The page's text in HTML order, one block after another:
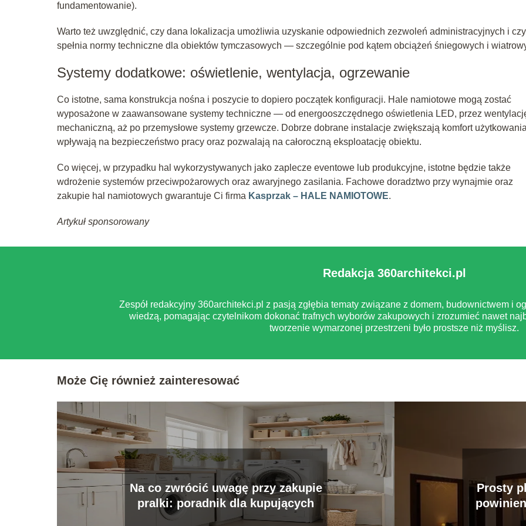
fundamentowanie).
Warto też uwzględnić, czy dana lokalizacja umożliwia uzyskanie odpowiednich zezwoleń administracyjnych i czy
spełnia normy techniczne dla obiektów tymczasowych — szczególnie pod kątem obciążeń śniegowych i
Systemy dodatkowe: oświetlenie, wentylacja, ogrzewanie
Co istotne, sama konstrukcja nośna i poszycie to dopiero początek konfiguracji. Hale namiotowe mogą zostać
wyposażone w zaawansowane systemy techniczne — od energooszczędnego oświetlenia LED, przez
mechaniczną, aż po przemysłowe systemy grzewcze. Dobrze dobrane instalacje zwiększają komfort
wpływają na bezpieczeństwo pracy oraz pozwalają na całoroczną eksploatację obiektu.
Co więcej, w przypadku hal wykorzystywanych jako zaplecze eventowe lub produkcyjne, istotne będzie także
wdrożenie systemów przeciwpożarowych oraz awaryjnego zasilania. Fachowe doradztwo przy wynajmie oraz
zakupie hal namiotowych gwarantuje Ci firma Kasprzak – HALE NAMIOTOWE.
Artykuł sponsorowany
Redakcja 360architekci.pl
Zespół redakcyjny 360architekci.pl z pasją zgłębia tematy związane z domem, budownictwem i
wiedzą, pomagając czytelnikom dokonać trafnych wyborów zakupowych i zrozumieć nawet
tworzenie wymarzonej przestrzeni było prostsze niż myślisz.
Może Cię również zainteresować
Na co zwrócić uwagę przy zakupie
pralki: poradnik dla kupujących
Prosty